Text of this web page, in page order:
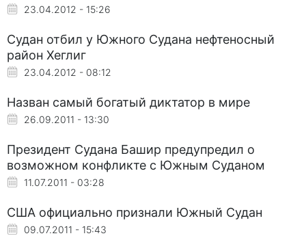
23.04.2012 - 15:26
Судан отбил у Южного Судана нефтеносный
район Хеглиг
23.04.2012 - 08:12
Назван самый богатый диктатор в мире
26.09.2011 - 13:30
Президент Судана Башир предупредил о
возможном конфликте с Южным Суданом
11.07.2011 - 03:28
США официально признали Южный Судан
09.07.2011 - 15:43